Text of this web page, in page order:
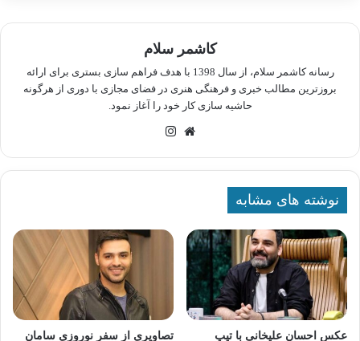
کاشمر سلام
رسانه کاشمر سلام، از سال 1398 با هدف فراهم سازی بستری برای ارائه
بروزترین مطالب خبری و فرهنگی هنری در فضای مجازی با دوری از هرگونه
حاشیه سازی کار خود را آغاز نمود.
وبسایت
نوشته های مشابه
عکس احسان علیخانی با تیپ
تصاویری از سفر نوروزی سامان